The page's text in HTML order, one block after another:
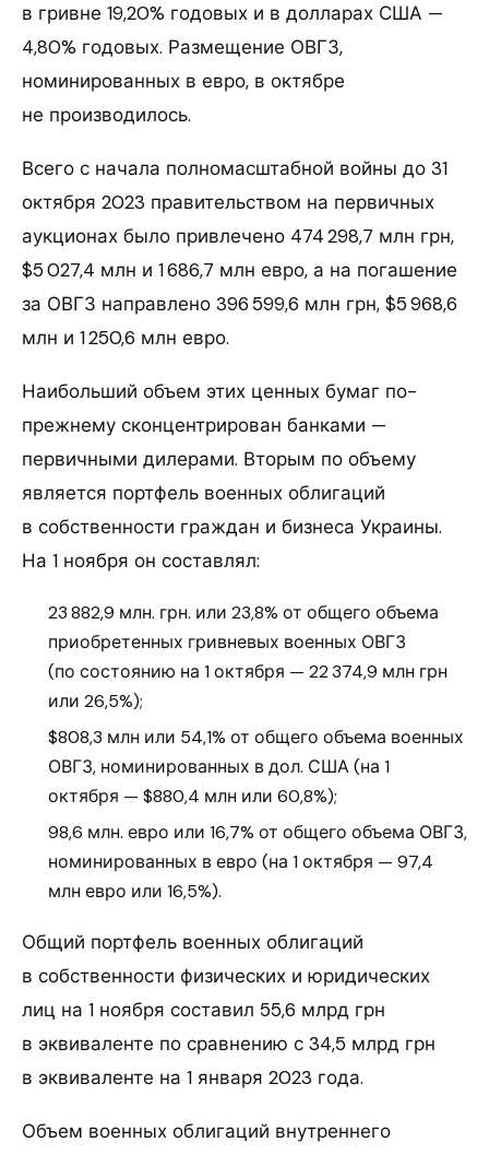
в гривне 19,20% годовых и в долларах США —
4,80% годовых. Размещение ОВГЗ,
номинированных в евро, в октябре
не производилось.
Всего с начала полномасштабной войны до 31
октября 2023 правительством на первичных
аукционах было привлечено 474 298,7 млн грн,
$5 027,4 млн и 1 686,7 млн евро, а на погашение
за ОВГЗ направлено 396 599,6 млн грн, $5 968,6
млн и 1 250,6 млн евро.
Наибольший объем этих ценных бумаг по-
прежнему сконцентрирован банками —
первичными дилерами. Вторым по объему
является портфель военных облигаций
в собственности граждан и бизнеса Украины.
На 1 ноября он составлял:
23 882,9 млн. грн. или 23,8% от общего объема
приобретенных гривневых военных ОВГЗ
(по состоянию на 1 октября — 22 374,9 млн грн
или 26,5%);
$808,3 млн или 54,1% от общего объема военных
ОВГЗ, номинированных в дол. США (на 1
октября — $880,4 млн или 60,8%);
98,6 млн. евро или 16,7% от общего объема ОВГЗ,
номинированных в евро (на 1 октября — 97,4
млн евро или 16,5%).
Общий портфель военных облигаций
в собственности физических и юридических
лиц на 1 ноября составил 55,6 млрд грн
в эквиваленте по сравнению с 34,5 млрд грн
в эквиваленте на 1 января 2023 года.
Объем военных облигаций внутреннего